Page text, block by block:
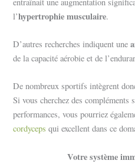
l’hypertrophie musculaire.
D’autres recherches indiquent une
de la capacité aérobie et de
De nombreux sportifs intègrent
Si vous cherchez des
performances, vous pourriez
cordyceps qui excellent dans ce
Votre système